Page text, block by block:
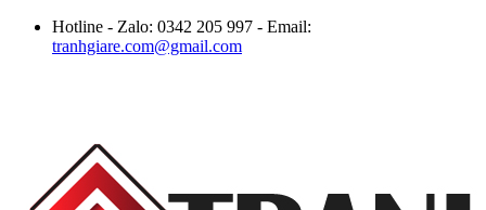
Hotline - Zalo: 0342 205 997 - Email:
tranhgiare.com@gmail.com